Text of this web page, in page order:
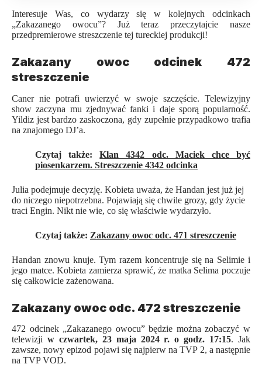
Interesuje Was, co wydarzy się w kolejnych odcinkach
„Zakazanego owocu”? Już teraz przeczytajcie nasze
przedpremierowe streszczenie tej tureckiej produkcji!
Zakazany owoc odcinek 472
streszczenie
Caner nie potrafi uwierzyć w swoje szczęście. Telewizyjny
show zaczyna mu zjednywać fanki i daje sporą popularność.
Yildiz jest bardzo zaskoczona, gdy zupełnie przypadkowo trafia
na znajomego DJ’a.
Czytaj także:Klan 4342 odc. Maciek chce być
piosenkarzem. Streszczenie 4342 odcinka
Julia podejmuje decyzję. Kobieta uważa, że Handan jest już jej
do niczego niepotrzebna. Pojawiają się chwile grozy, gdy życie
traci Engin. Nikt nie wie, co się właściwie wydarzyło.
Czytaj także: Zakazany owoc odc. 471 streszczenie
Handan znowu knuje. Tym razem koncentruje się na Selimie i
jego matce. Kobieta zamierza sprawić, że matka Selima poczuje
się całkowicie zażenowana.
Zakazany owoc odc. 472 streszczenie
472 odcinek „Zakazanego owocu” będzie można zobaczyć w
telewizji w czwartek, 23 maja 2024 r. o godz. 17:15. Jak
zawsze, nowy epizod pojawi się najpierw na TVP 2, a następnie
na TVP VOD.